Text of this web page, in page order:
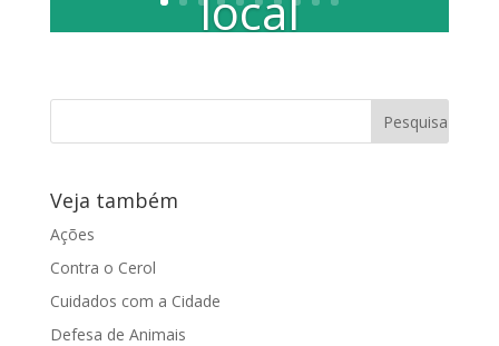
Veja também
Ações
Contra o Cerol
Cuidados com a Cidade
Defesa de Animais